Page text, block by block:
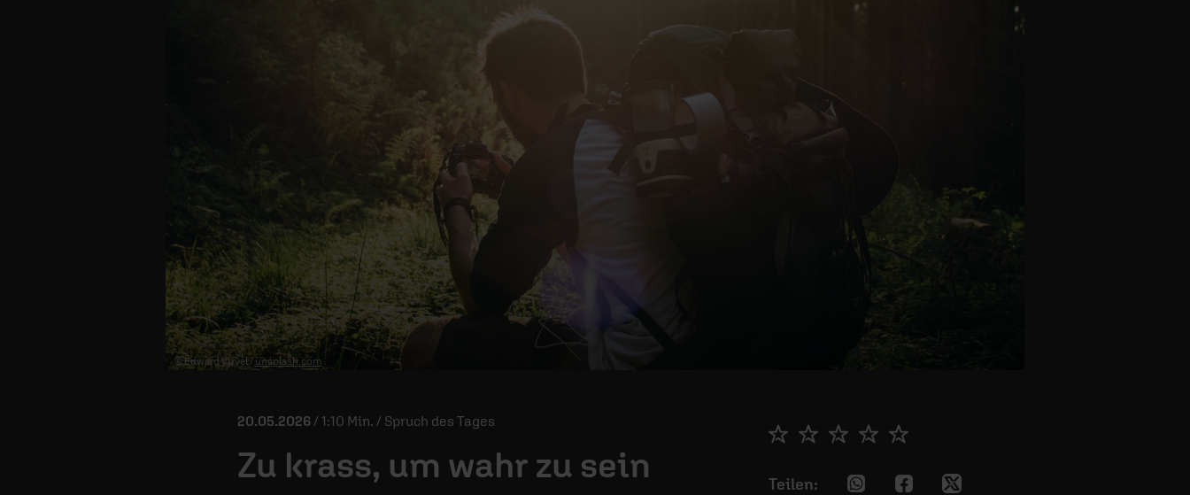
© Edward Virvel /unsplash.com
20.05.2026 / 1:10 Min. / Spruch des Tages
Zu krass, um wahr zu sein